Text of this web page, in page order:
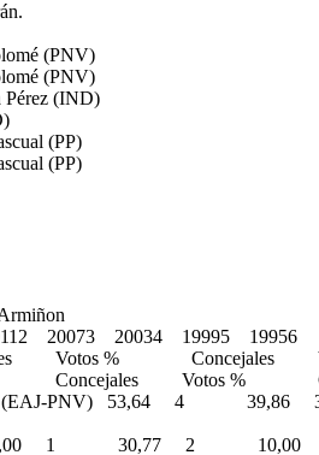
(PNV)
(PNV)
(IND)
(PP)
(PP)
20073​ 20034​ 19995​ 19956​
Votos %
Concejales Votos %
Vasco (EAJ-PNV)
(PP) 20,00 1 30,77